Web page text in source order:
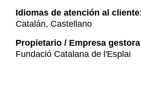
Idiomas de atención al
Catalán, Castellano
Propietario / Empresa
Fundació Catalana de l'Esplai